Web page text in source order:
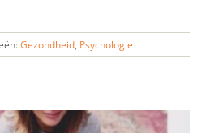
Gezondheid, Psychologie